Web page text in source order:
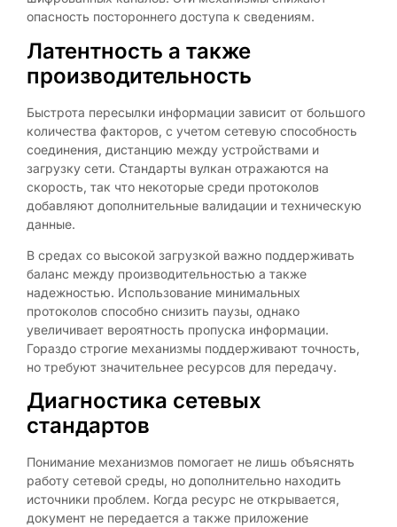
опасность постороннего доступа к сведениям.
Латентность а также
производительность
Быстрота пересылки информации зависит от большого
количества факторов, с учетом сетевую способность
соединения, дистанцию между устройствами и
загрузку сети. Стандарты вулкан отражаются на
скорость, так что некоторые среди протоколов
добавляют дополнительные валидации и техническую
данные.
В средах со высокой загрузкой важно поддерживать
баланс между производительностью а также
надежностью. Использование минимальных
протоколов способно снизить паузы, однако
увеличивает вероятность пропуска информации.
Гораздо строгие механизмы поддерживают точность,
но требуют значительнее ресурсов для передачу.
Диагностика сетевых
стандартов
Понимание механизмов помогает не лишь объяснять
работу сетевой среды, но дополнительно находить
источники проблем. Когда ресурс не открывается,
документ не передается а также приложение